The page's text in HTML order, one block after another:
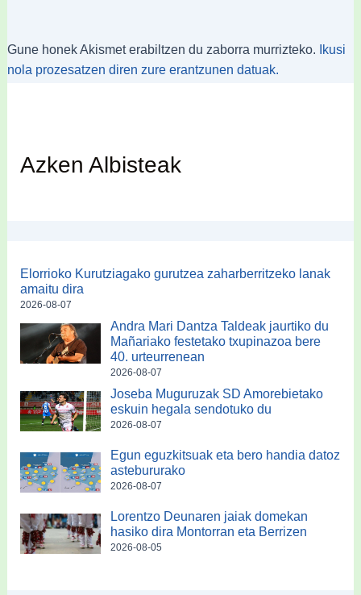
Gune honek Akismet erabiltzen du zaborra murrizteko.
Ikusi
nola prozesatzen diren zure erantzunen datuak.
Azken Albisteak
Elorrioko Kurutziagako gurutzea zaharberritzeko lanak
amaitu dira
2026-08-07
Andra Mari Dantza Taldeak jaurtiko du
Mañariako festetako txupinazoa bere
40. urteurrenean
2026-08-07
Joseba Muguruzak SD Amorebietako
eskuin hegala sendotuko du
2026-08-07
Egun eguzkitsuak eta bero handia datoz
astebururako
2026-08-07
Lorentzo Deunaren jaiak domekan
hasiko dira Montorran eta Berrizen
2026-08-05